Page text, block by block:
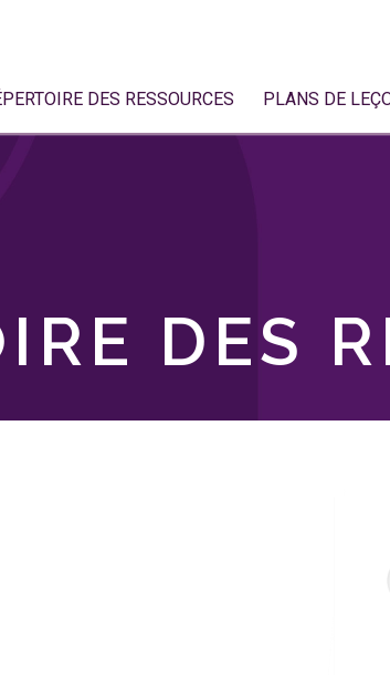
DES RESSOURCES PLANS DE
DES